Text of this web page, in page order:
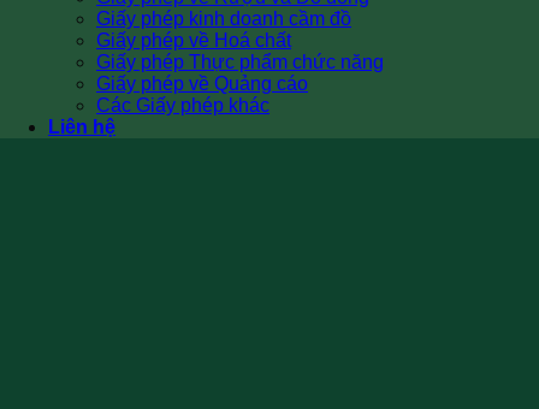
Giấy phép kinh doanh cầm đồ
Giấy phép về Hoá chất
Giấy phép Thực phẩm chức năng
Giấy phép về Quảng cáo
Các Giấy phép khác
Liên hệ